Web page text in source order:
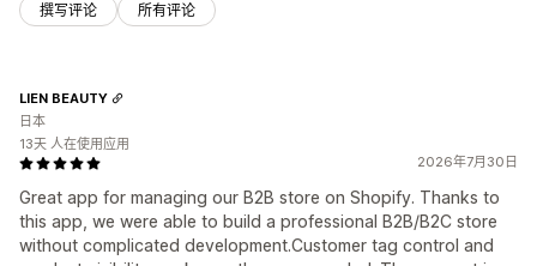
撰写评论 所有评论
2026年7月30日
Great app for managing our B2B store on Shopify. Thanks to
this app, we were able to build a professional B2B/B2C store
without complicated development.Customer tag control and
LIEN BEAUTY
日本
13天 人在使用应用